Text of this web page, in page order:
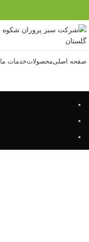
صفحه اصلیمحصولاتخدمات ما